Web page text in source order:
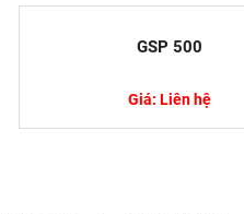
GSP 500
Giá: Liên hệ
Nguyên Tắc Sử Dụng Thuốc,